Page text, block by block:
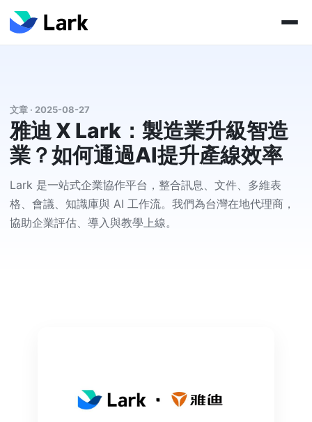
文章 · 2025-08-27
雅迪 X Lark：製造業升級智造
業？如何通過AI提升產線效率
Lark 是一站式企業協作平台，整合訊息、文件、多維表
格、會議、知識庫與 AI 工作流。我們為台灣在地代理商，
協助企業評估、導入與教學上線。